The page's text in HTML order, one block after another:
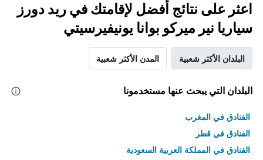
اعثر على نتائج أفضل لإقامتك في ريد دورز
سياريا نير ميركو بوانا يونيفيرسيتي
البلدان الأكثر شعبية المدن الأكثر شعبية
البلدان التي يبحث عنها مستخدمونا
الفنادق في المغرب
الفنادق في قطر
الفنادق في المملكة العربية السعودية